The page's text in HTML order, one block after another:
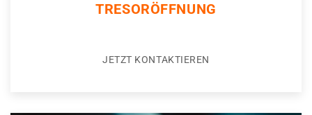
TRESORÖFFNUNG
JETZT KONTAKTIEREN